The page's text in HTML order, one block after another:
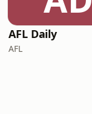
AFL Daily
AFL